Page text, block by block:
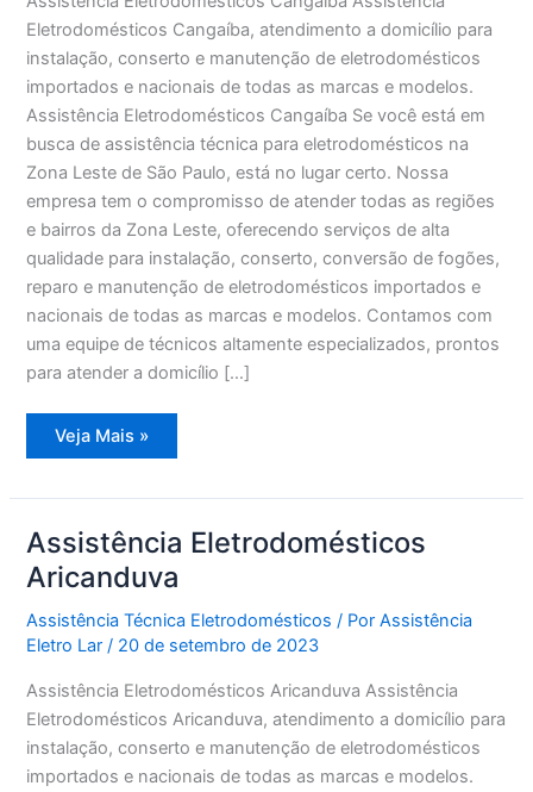
Eletrodomésticos Cangaíba, atendimento a domicílio para
instalação, conserto e manutenção de eletrodomésticos
importados e nacionais de todas as marcas e modelos.
Assistência Eletrodomésticos Cangaíba Se você está em
busca de assistência técnica para eletrodomésticos na
Zona Leste de São Paulo, está no lugar certo. Nossa
empresa tem o compromisso de atender todas as regiões
e bairros da Zona Leste, oferecendo serviços de alta
qualidade para instalação, conserto, conversão de fogões,
reparo e manutenção de eletrodomésticos importados e
nacionais de todas as marcas e modelos. Contamos com
uma equipe de técnicos altamente especializados, prontos
para atender a domicílio […]
Assistência
Eletrodomésticos
Veja Mais »
Assistência Eletrodomésticos
Aricanduva
Assistência Técnica Eletrodomésticos / PorAssistência
Eletro Lar/ 20 de setembro de 2023
Assistência Eletrodomésticos Aricanduva Assistência
Eletrodomésticos Aricanduva, atendimento a domicílio para
instalação, conserto e manutenção de eletrodomésticos
importados e nacionais de todas as marcas e modelos.